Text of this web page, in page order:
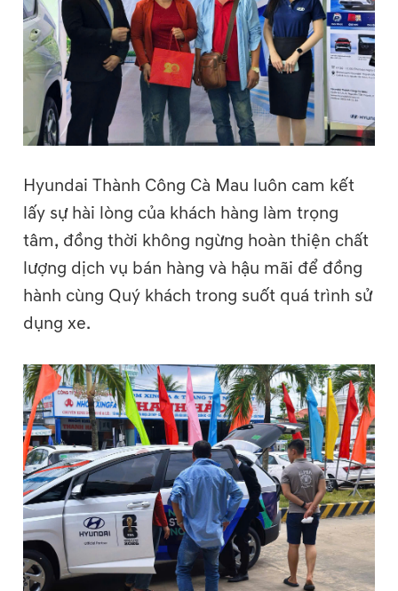
Hyundai Thành Công Cà Mau luôn cam kết
lấy sự hài lòng của khách hàng làm trọng
tâm, đồng thời không ngừng hoàn thiện chất
lượng dịch vụ bán hàng và hậu mãi để đồng
hành cùng Quý khách trong suốt quá trình sử
dụng xe.